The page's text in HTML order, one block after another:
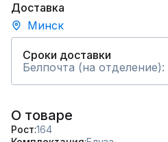
Доставка
Минск
Сроки доставки
Белпочта (на отделение):
О товаре
Рост 164